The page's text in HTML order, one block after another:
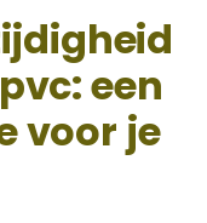
een
voor je